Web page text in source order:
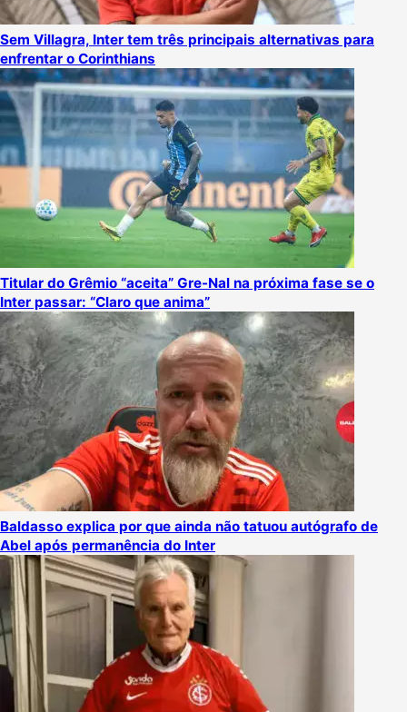
Sem Villagra, Inter tem três principais alternativas para
enfrentar o Corinthians
Titular do Grêmio “aceita” Gre-Nal na próxima fase se o
Inter passar: “Claro que anima”
Baldasso explica por que ainda não tatuou autógrafo de
Abel após permanência do Inter